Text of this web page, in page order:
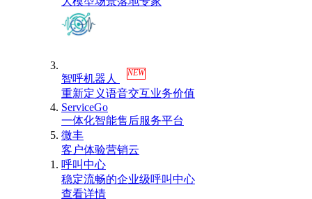
智呼机器人 NEW
重新定义语音交互业务价值
ServiceGo
一体化智能售后服务平台
微丰
客户体验营销云
呼叫中心
稳定流畅的企业级呼叫中心
查看详情